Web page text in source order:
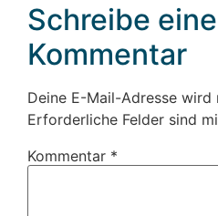
Schreibe
Kommentar
Deine E-Mail-Adresse
Erforderliche Felder sind
Kommentar *